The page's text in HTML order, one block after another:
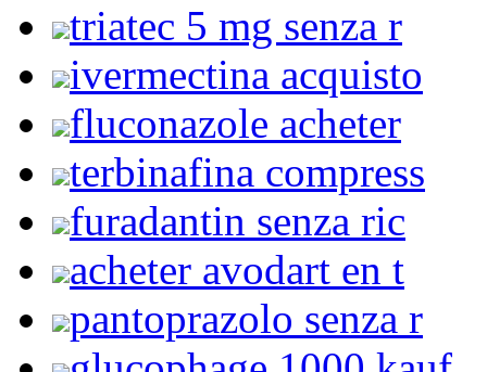
triatec 5 mg senza r
ivermectina acquisto
fluconazole acheter
terbinafina compress
furadantin senza ric
acheter avodart en t
pantoprazolo senza r